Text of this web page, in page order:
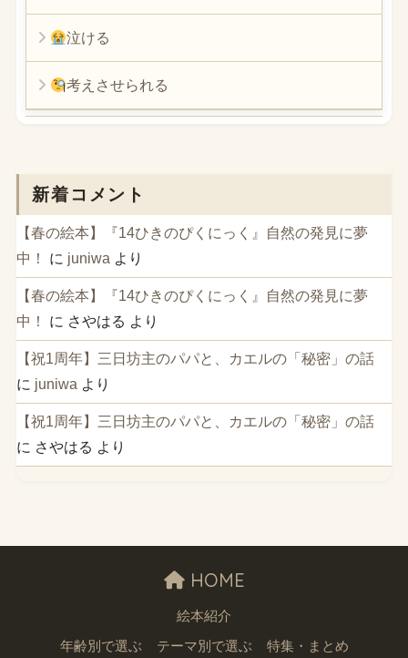
泣ける
考えさせられる
新着コメント
【春の絵本】『14ひきのぴくにっく』自然の発見に夢
中！
に juniwa より
【春の絵本】『14ひきのぴくにっく』自然の発見に夢
中！
に さやはる より
【祝1周年】三日坊主のパパと、カエルの「秘密」の話
に juniwa より
【祝1周年】三日坊主のパパと、カエルの「秘密」の話
に さやはる より
HOME
絵本紹介
年齢別で選ぶ テーマ別で選ぶ 特集・まとめ